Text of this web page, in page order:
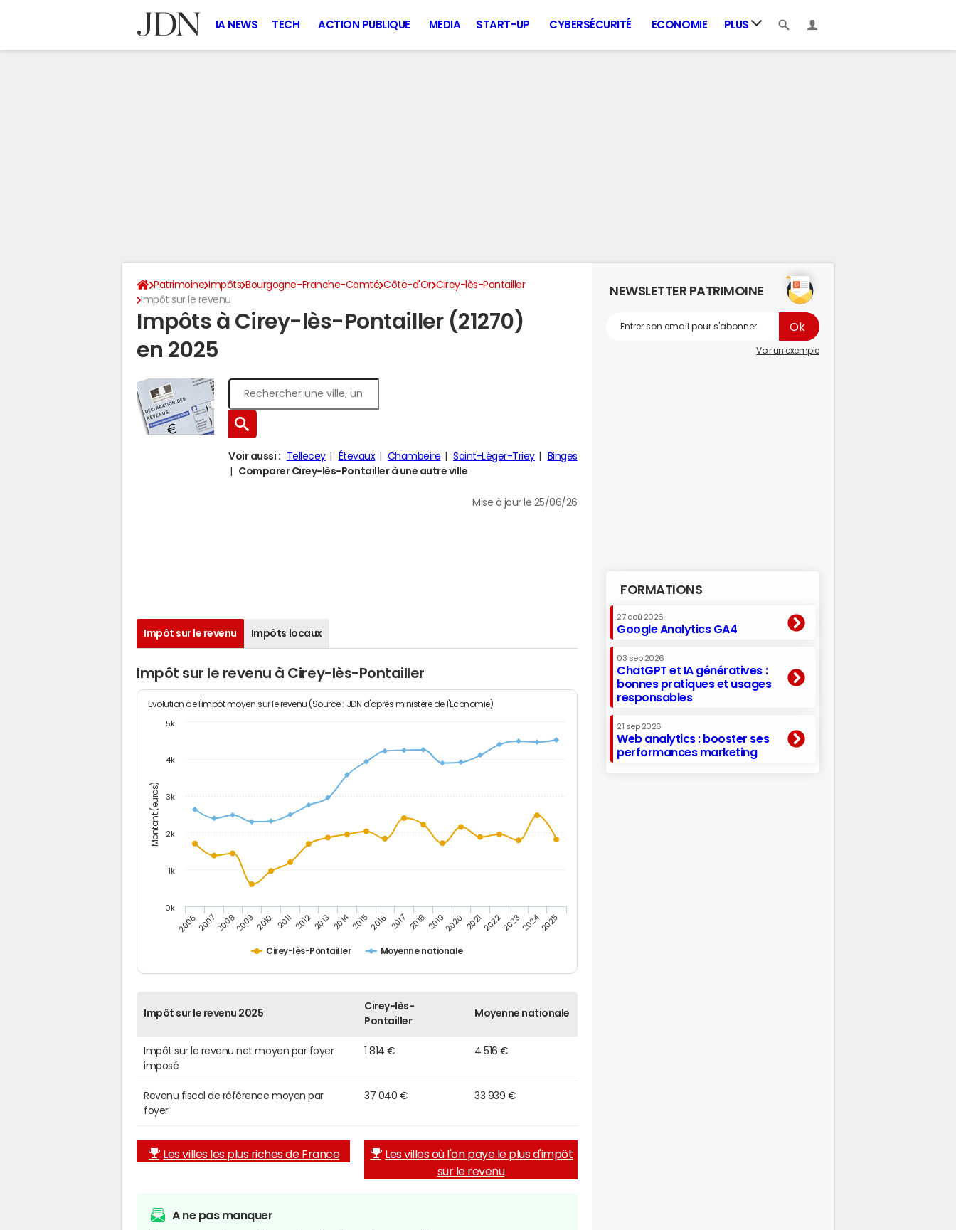
IA NEWS TECH ACTION PUBLIQUE MEDIA START-UP CYBERSÉCURITÉ ECONOMIE PLUS
Patrimoine Impôts Bourgogne-Franche-Comté Côte-d'Or Cirey-lès-Pontailler
Impôt sur le revenu
Impôts à Cirey-lès-Pontailler (21270)
en 2025
Voir aussi : Tellecey Étevaux Chambeire Saint-Léger-Triey
Binges
Comparer Cirey-lès-Pontailler à une autre ville
Mise à jour le 25/06/26
Impôt sur le revenu Impôts locaux
Impôt sur le revenu à Cirey-lès-Pontailler
Montant (euros)
Evolution de l'impôt moyen sur le revenu (Source : JDN d'après ministère de l'Economie)
Cirey-lès-Pontailler Moyenne nationale
20062007200820092010 2011 20122013 201420152016 2017 201820192020 20212022202320242025
0k
1k
2k
3k
4k
5k
Impôt sur le revenu 2025
Cirey-lès-
Pontailler
Moyenne nationale
Impôt sur le revenu net moyen par foyer
imposé
1 814 € 4 516 €
Revenu fiscal de référence moyen par
foyer
37 040 € 33 939 €
Les villes les plus riches de France
Les villes où l'on paye le plus d'impôt
sur le revenu
A ne pas manquer
NEWSLETTER PATRIMOINE
Voir un exemple
FORMATIONS
27 aoû 2026
Google Analytics GA4
03 sep 2026
ChatGPT et IA génératives :
bonnes pratiques et usages
responsables
21 sep 2026
Web analytics : booster ses
performances marketing